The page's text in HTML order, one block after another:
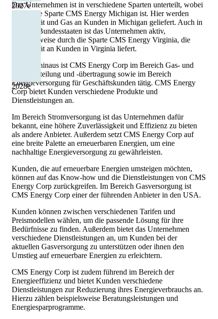
2027e
2028e
Das Unternehmen ist in verschiedene Sparten unterteilt, wobei
die größte Sparte CMS Energy Michigan ist. Hier werden
Elektrizität und Gas an Kunden in Michigan geliefert. Auch in
anderen Bundesstaaten ist das Unternehmen aktiv,
beispielsweise durch die Sparte CMS Energy Virginia, die
Elektrizität an Kunden in Virginia liefert.
Darüber hinaus ist CMS Energy Corp im Bereich Gas- und
Stromverteilung und -übertragung sowie im Bereich
Energieversorgung für Geschäftskunden tätig. CMS Energy
Corp bietet Kunden verschiedene Produkte und
Dienstleistungen an.
Im Bereich Stromversorgung ist das Unternehmen dafür
bekannt, eine höhere Zuverlässigkeit und Effizienz zu bieten
als andere Anbieter. Außerdem setzt CMS Energy Corp auf
eine breite Palette an erneuerbaren Energien, um eine
nachhaltige Energieversorgung zu gewährleisten.
Kunden, die auf erneuerbare Energien umsteigen möchten,
können auf das Know-how und die Dienstleistungen von CMS
Energy Corp zurückgreifen. Im Bereich Gasversorgung ist
CMS Energy Corp einer der führenden Anbieter in den USA.
Kunden können zwischen verschiedenen Tarifen und
Preismodellen wählen, um die passende Lösung für ihre
Bedürfnisse zu finden. Außerdem bietet das Unternehmen
verschiedene Dienstleistungen an, um Kunden bei der
aktuellen Gasversorgung zu unterstützen oder ihnen den
Umstieg auf erneuerbare Energien zu erleichtern.
CMS Energy Corp ist zudem führend im Bereich der
Energieeffizienz und bietet Kunden verschiedene
Dienstleistungen zur Reduzierung ihres Energieverbrauchs an.
Hierzu zählen beispielsweise Beratungsleistungen und
Energiesparprogramme.